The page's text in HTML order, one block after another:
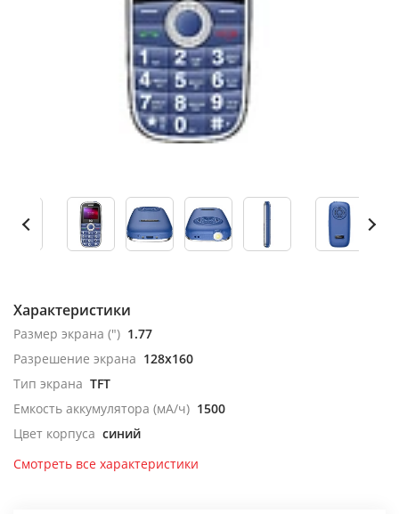
Характеристики
Размер экрана (") 1.77
Разрешение экрана 128x160
Тип экрана TFT
Емкость аккумулятора (мА/ч) 1500
Цвет корпуса синий
Смотреть все характеристики